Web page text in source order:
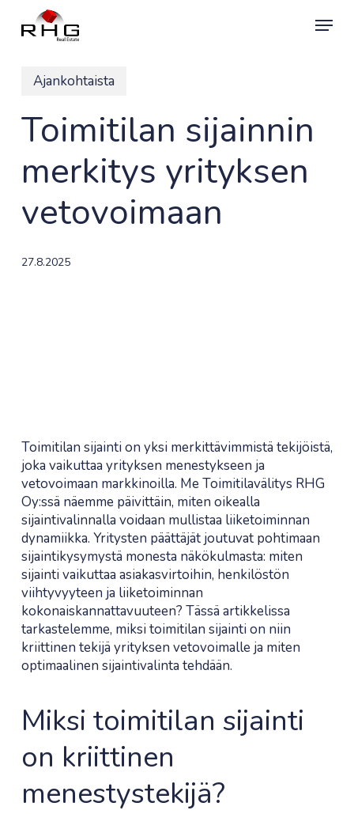
Menu
Ajankohtaista
Toimitilan sijainnin
merkitys yrityksen
vetovoimaan
27.8.2025
Toimitilan sijainti on yksi merkittävimmistä tekijöistä,
joka vaikuttaa yrityksen menestykseen ja
vetovoimaan markkinoilla. Me Toimitilavälitys RHG
Oy:ssä näemme päivittäin, miten oikealla
sijaintivalinnalla voidaan mullistaa liiketoiminnan
dynamiikka. Yritysten päättäjät joutuvat pohtimaan
sijaintikysymystä monesta näkökulmasta: miten
sijainti vaikuttaa asiakasvirtoihin, henkilöstön
viihtyvyyteen ja liiketoiminnan
kokonaiskannattavuuteen? Tässä artikkelissa
tarkastelemme, miksi toimitilan sijainti on niin
kriittinen tekijä yrityksen vetovoimalle ja miten
optimaalinen sijaintivalinta tehdään.
Miksi toimitilan sijainti
on kriittinen
menestystekijä?